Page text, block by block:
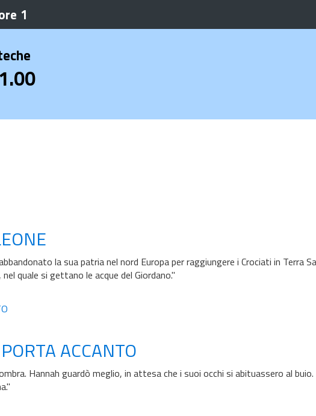
1
la sua patria nel nord Europa per raggiungere i Crociati in
quale si gettano le acque del Giordano."
ACCANTO
Hannah guardò meglio, in attesa che i suoi occhi si abituassero al